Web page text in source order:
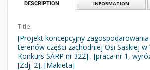
DESCRIPTION INFORMATION
Title:
[Projekt koncepcyjny
terenów części zachodniej Osi Saskiej w
Konkurs SARP nr 322] : [praca nr 1,
[Zdj. 2], [Makieta]